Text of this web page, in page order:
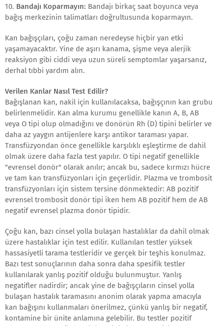
10. Bandajı Koparmayın: Bandajı birkaç saat boyunca veya
bağış merkezinin talimatları doğrultusunda koparmayın.
Kan bağışçıları, çoğu zaman neredeyse hiçbir yan etki
yaşamayacaktır. Yine de aşırı kanama, şişme veya alerjik
reaksiyon gibi ciddi veya uzun süreli semptomlar yaşarsanız,
derhal tıbbi yardım alın.
Verilen Kanlar Nasıl Test Edilir?
Bağışlanan kan, nakil için kullanılacaksa, bağışçının kan grubu
belirlenmelidir. Kan alma kurumu genellikle kanın A, B, AB
veya O tipi olup olmadığını ve donörün Rh (D) tipini belirler ve
daha az yaygın antijenlere karşı antikor taraması yapar.
Transfüzyondan önce genellikle karşılıklı eşleştirme de dahil
olmak üzere daha fazla test yapılır. O tipi negatif genellikle
"evrensel donör" olarak anılır; ancak bu, sadece kırmızı hücre
ve tam kan transfüzyonları için geçerlidir. Plazma ve trombosit
transfüzyonları için sistem tersine dönmektedir: AB pozitif
evrensel trombosit donör tipi iken hem AB pozitif hem de AB
negatif evrensel plazma donör tipidir.
Çoğu kan, bazı cinsel yolla bulaşan hastalıklar da dahil olmak
üzere hastalıklar için test edilir. Kullanılan testler yüksek
hassasiyetli tarama testleridir ve gerçek bir teşhis konulmaz.
Bazı test sonuçlarının daha sonra daha spesifik testler
kullanılarak yanlış pozitif olduğu bulunmuştur. Yanlış
negatifler nadirdir; ancak yine de bağışçıların cinsel yolla
bulaşan hastalık taramasını anonim olarak yapma amacıyla
kan bağışını kullanmaları önerilmez, çünkü yanlış bir negatif,
kontamine bir ünite anlamına gelebilir. Bu testler pozitif